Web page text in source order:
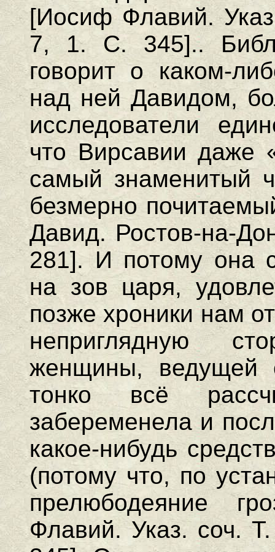
[Иосиф Флавий.
7, 1. С. 345]..
говорит о каком-
над ней Давидом,
исследователи
что Вирсавии даже
самый знаменитый
безмерно
Давид. Ростов-на-
281]. И потому она
на зов царя,
позже хроники нам
неприглядную
женщины, ведущей
тонко всё
забеременела и
какое-нибудь
(потому что, по
прелюбодеяние
Флавий. Указ. соч.